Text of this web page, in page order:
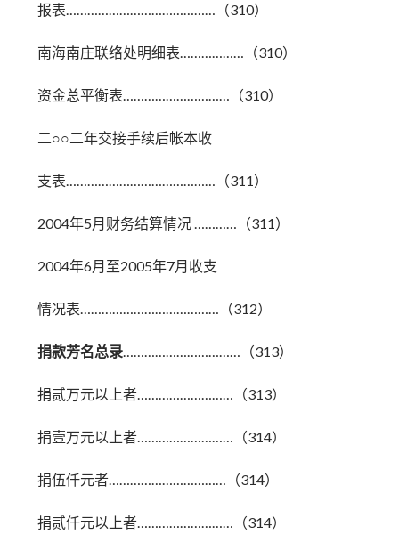
报表……………………………………（310）
南海南庄联络处明细表………………（310）
资金总平衡表…………………………（310）
二○○二年交接手续后帐本收
支表……………………………………（311）
2004年5月财务结算情况 …………（311）
2004年6月至2005年7月收支
情况表…………………………………（312）
捐款芳名总录……………………………（313）
捐贰万元以上者………………………（313）
捐壹万元以上者………………………（314）
捐伍仟元者……………………………（314）
捐贰仟元以上者………………………（314）